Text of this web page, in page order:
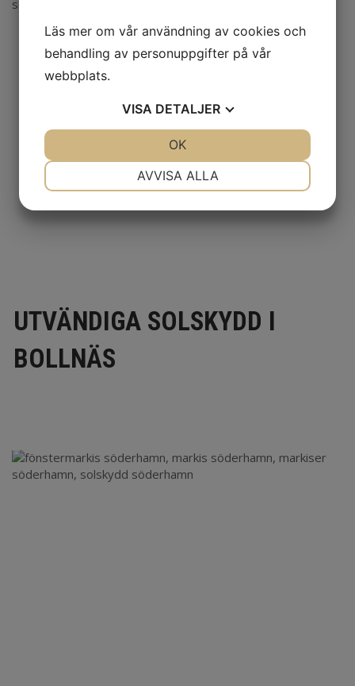
UTVÄNDIGA SOLSKYDD I
BOLLNÄS
Läs mer om vår användning av cookies och
behandling av personuppgifter på vår
webbplats.
VISA DETALJER
AVVISA ALLA
OK